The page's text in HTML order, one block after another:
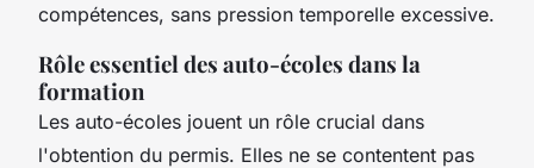
compétences, sans pression temporelle excessive.
Rôle essentiel des auto-écoles dans la
formation
Les auto-écoles jouent un rôle crucial dans
l'obtention du permis. Elles ne se contentent pas